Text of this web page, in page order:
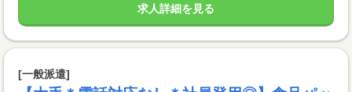
求人詳細を見る
[一般派遣]